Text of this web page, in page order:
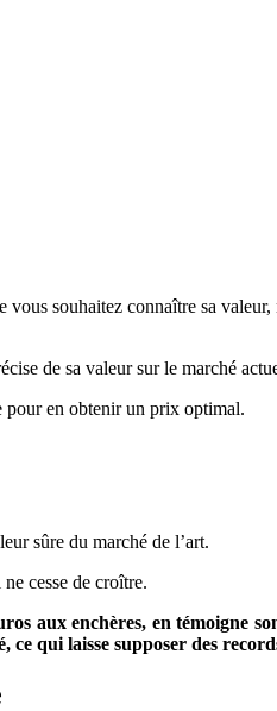
souhaitez connaître sa
de sa valeur sur le marché
pour en obtenir un prix optimal.
sûre du marché de l’art.
cesse de croître.
aux enchères, en témoigne
qui laisse supposer des